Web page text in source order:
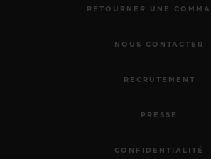
RETOURNER UNE
NOUS CONTACTER
RECRUTEMENT
PRESSE
CONFIDENTIALITÉ